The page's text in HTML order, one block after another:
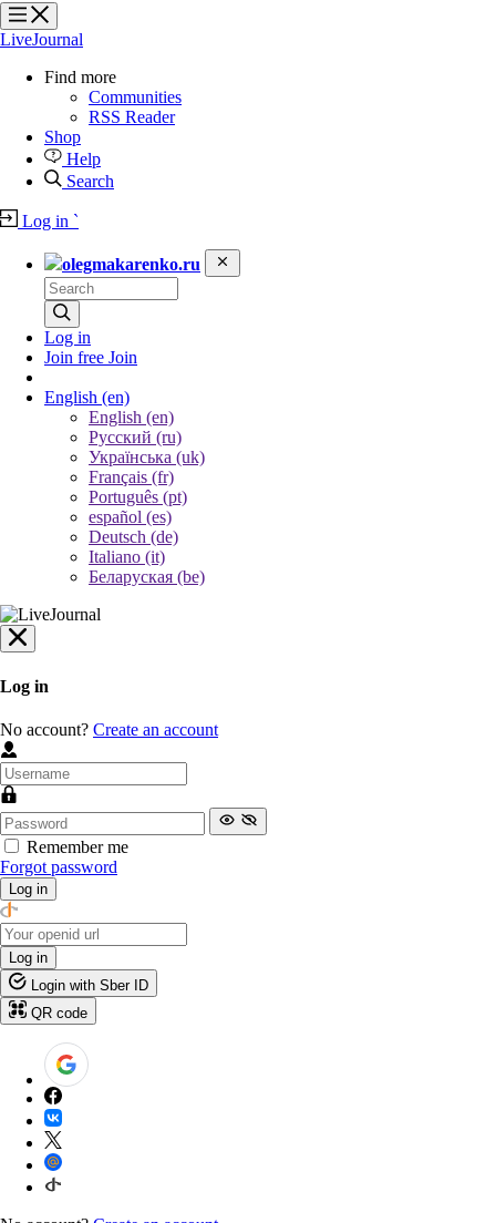
?
?
LiveJournal
Find more
Communities
RSS Reader
Shop
Help
Search
Log in `
olegmakarenko.ru
Log in
Join free Join
English (en)
English (en)
Русский (ru)
Українська (uk)
Français (fr)
Português (pt)
español (es)
Deutsch (de)
Italiano (it)
Беларуская (be)
Log in
No account? Create an account
Remember me
Forgot password
Log in
Log in
Login with Sber ID
QR code